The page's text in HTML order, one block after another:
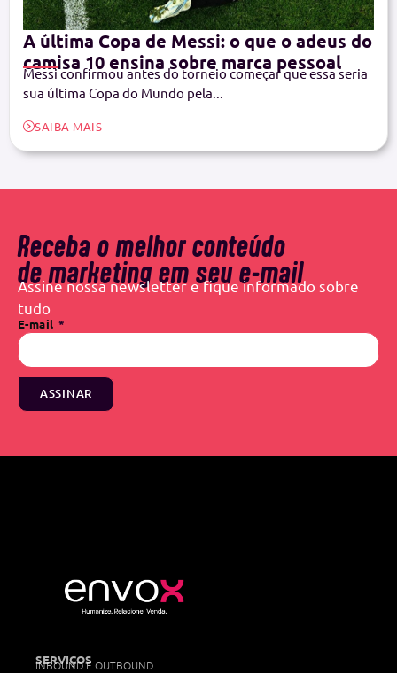
A última Copa de Messi: o que o adeus do
camisa 10 ensina sobre marca pessoal
Messi confirmou antes do torneio começar que essa seria
sua última Copa do Mundo pela...
SAIBA MAIS
Receba o melhor conteúdo
de marketing em seu e-mail
Assine nossa newsletter e fique informado sobre
tudo
E-mail
ASSINAR
SERVIÇOS
INBOUND E OUTBOUND